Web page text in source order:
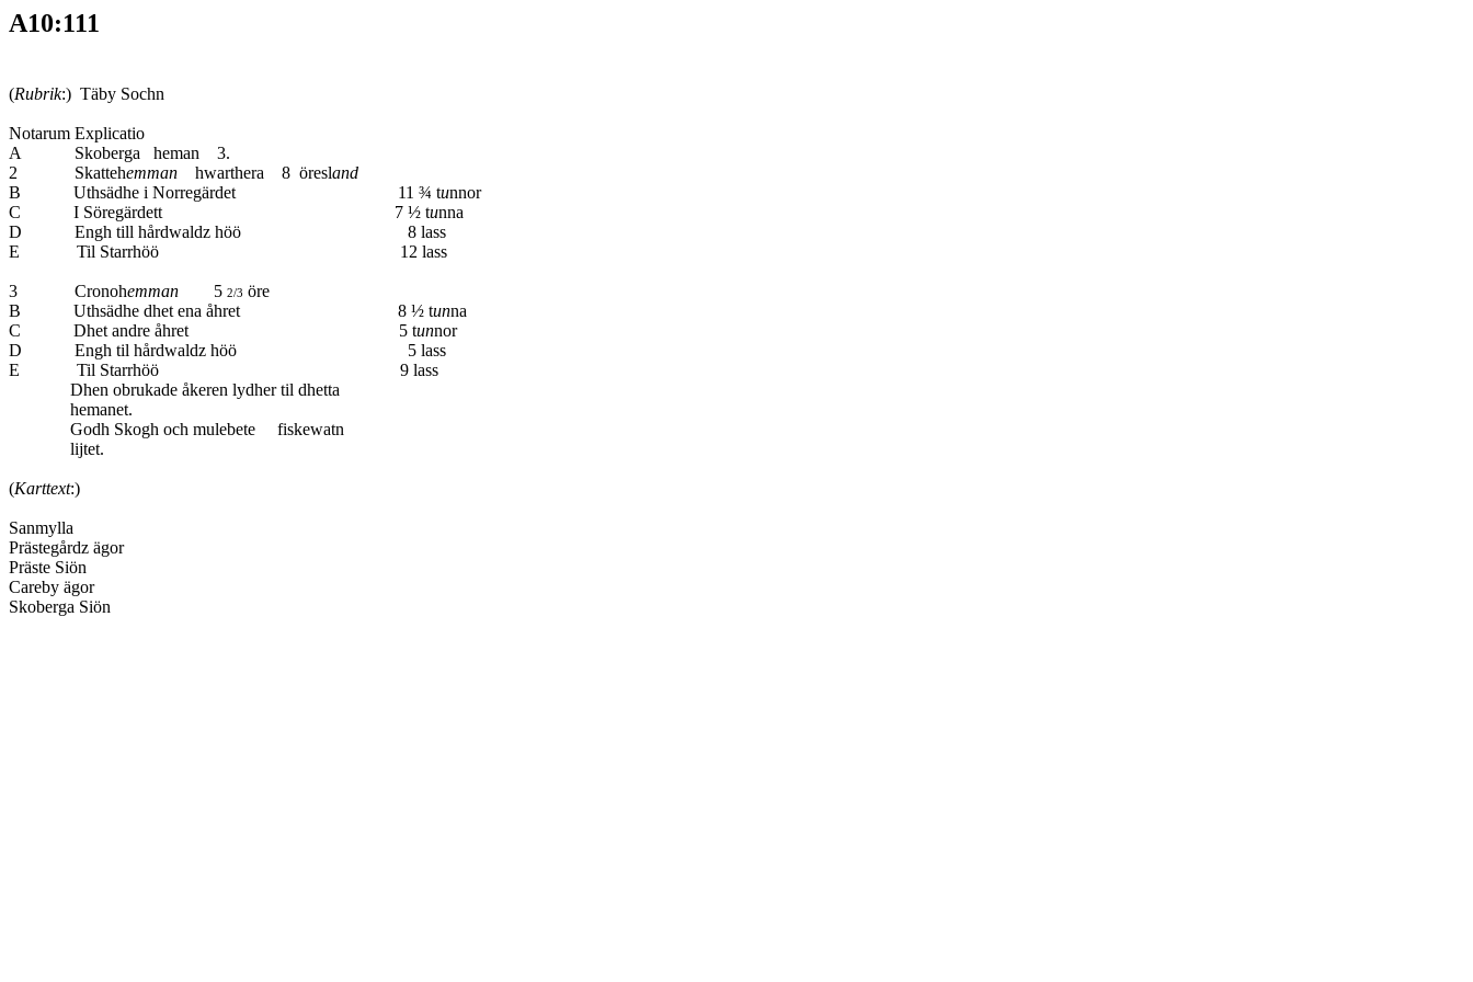
A10:111
(Rubrik:) Täby Sochn
Notarum Explicatio
A Skoberga heman 3.
2 Skattehemman hwarthera 8 öresland
B Uthsädhe i Norregärdet 11 ¾ tunnor
C I Söregärdett 7 ½ tunna
D Engh till hårdwaldz höö 8 lass
E Til Starrhöö 12 lass
3 Cronohemman 5 2/3 öre
B Uthsädhe dhet ena åhret 8 ½ tunna
C Dhet andre åhret 5 tunnor
D Engh til hårdwaldz höö 5 lass
E Til Starrhöö 9 lass
Dhen obrukade åkeren lydher til dhetta
hemanet.
Godh Skogh och mulebete fiskewatn
lijtet.
(Karttext:)
Sanmylla
Prästegårdz ägor
Präste Siön
Careby ägor
Skoberga Siön